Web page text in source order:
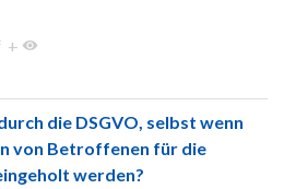
+
die DSGVO, selbst wenn
von Betroffenen für die
werden?